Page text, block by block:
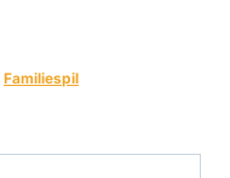
Familiespil